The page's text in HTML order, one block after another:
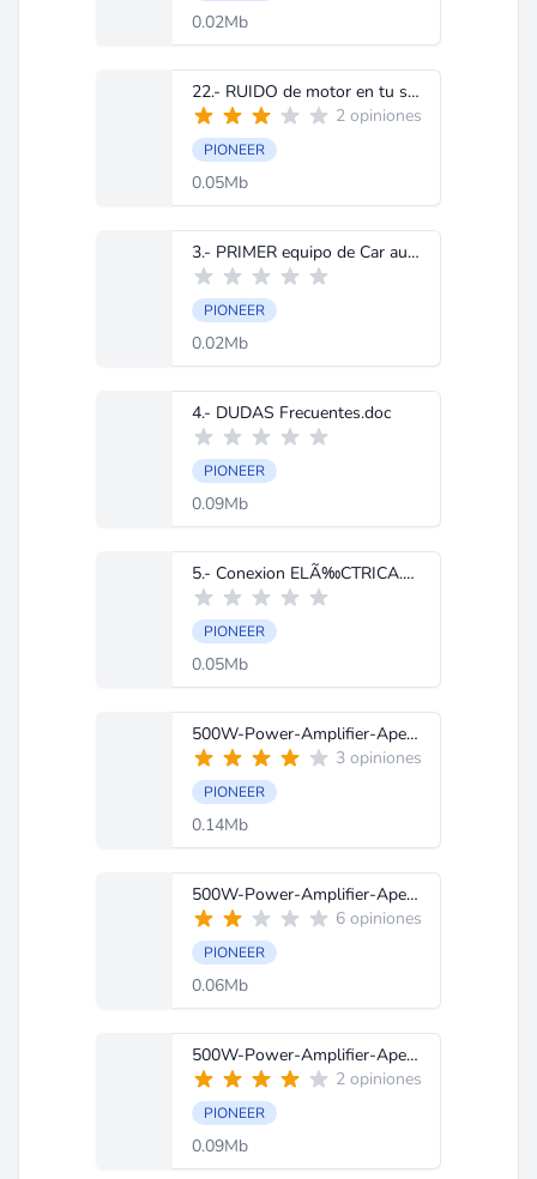
0.02Mb
22.- RUIDO de motor en tu sistema.doc
2 opiniones
PIONEER
0.05Mb
3.- PRIMER equipo de Car audio.doc
PIONEER
0.02Mb
4.- DUDAS Frecuentes.doc
PIONEER
0.09Mb
5.- Conexion ELÃ‰CTRICA.doc
PIONEER
0.05Mb
500W-Power-Amplifier-ApeX-Circuit.jpg
3 opiniones
PIONEER
0.14Mb
500W-Power-Amplifier-ApeX-Component-Layout.jpg
6 opiniones
PIONEER
0.06Mb
500W-Power-Amplifier-ApeX-PCB-Layout.jpg
2 opiniones
PIONEER
0.09Mb